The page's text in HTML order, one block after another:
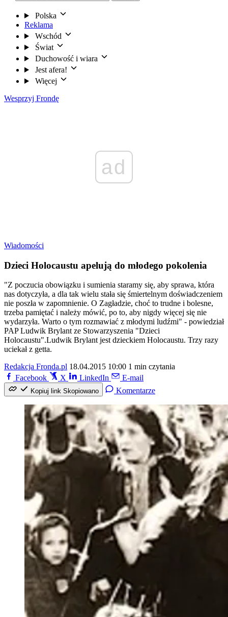
Polska
Reklama
Wschód
Świat
Duchowość i wiara
Jest afera!
Więcej
Wesprzyj Frondę
ad
Wiadomości
Dzieci Holocaustu apelują do młodego pokolenia
"Z poczucia obowiązku i sumienia staramy się, aby sprawa, która
nas dotyczyła, a dla tak wielu stała się śmiertelnym doświadczeniem
nie poszła w zapomnienie. O Zagładzie, choć to trudne i bolesne,
trzeba pamiętać i należy mówić, po to, aby nigdy więcej się nie
wydarzyła. Warto o tym rozmawiać z młodymi ludźmi" - powiedział
PAP Ludwik Brylant ze Stowarzyszenia "Dzieci
Holocaustu".Ludwik Brylant jest dzieckiem Holocaustu. Trzy razy
uciekał z getta.
Redakcja Fronda.pl 18.04.2015 10:00 1 min czytania
Facebook
X LinkedIn E-mail
Kopiuj link Skopiowano Komentarze